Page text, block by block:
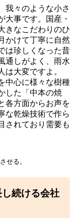
我々のような小さ
大事です。国産・
きなこだわりのひ
かけて丁寧に自然
は珍しくなった昔
通しがよく、雨水
大変ですよ。
中心に様々な樹種
した「中本の焼
各方面からお声を
な乾燥技術で作ら
されており需要も
せる。
続ける会社